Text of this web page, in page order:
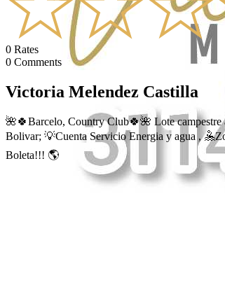
0 Rates
0 Comments
Victoria Melendez Castilla
🌺🍀Barcelo, Country Club🍀🌺 Lote campestre
Bolivar; 💡Cuenta Servicio Energia y agua ,
Boleta!!! 🌎